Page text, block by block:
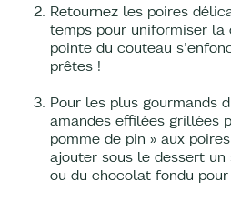
Retournez les poires
temps pour uniformiser la
pointe du couteau
prêtes !
Pour les plus gourmands
amandes effilées grillées
pomme de pin » aux
ajouter sous le dessert un
ou du chocolat fondu